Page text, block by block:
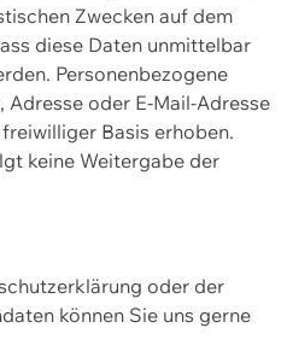
Zwecken auf dem
diese Daten unmittelbar
Personenbezogene
Adresse oder E-Mail-Adresse
Basis erhoben.
keine Weitergabe der
oder der
können Sie uns gerne